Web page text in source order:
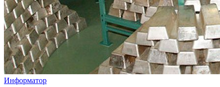
Информатор